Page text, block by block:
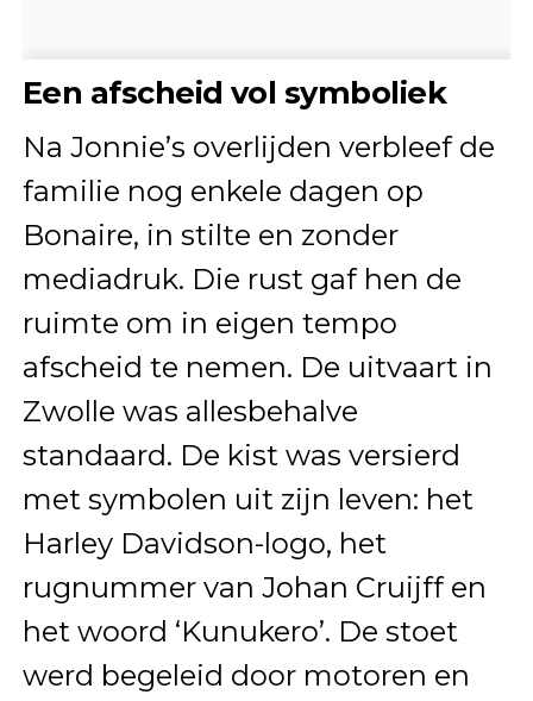
Een afscheid vol symboliek
Na Jonnie’s overlijden verbleef de
familie nog enkele dagen op
Bonaire, in stilte en zonder
mediadruk. Die rust gaf hen de
ruimte om in eigen tempo
afscheid te nemen. De uitvaart in
Zwolle was allesbehalve
standaard. De kist was versierd
met symbolen uit zijn leven: het
Harley Davidson-logo, het
rugnummer van Johan Cruijff en
het woord ‘Kunukero’. De stoet
werd begeleid door motoren en